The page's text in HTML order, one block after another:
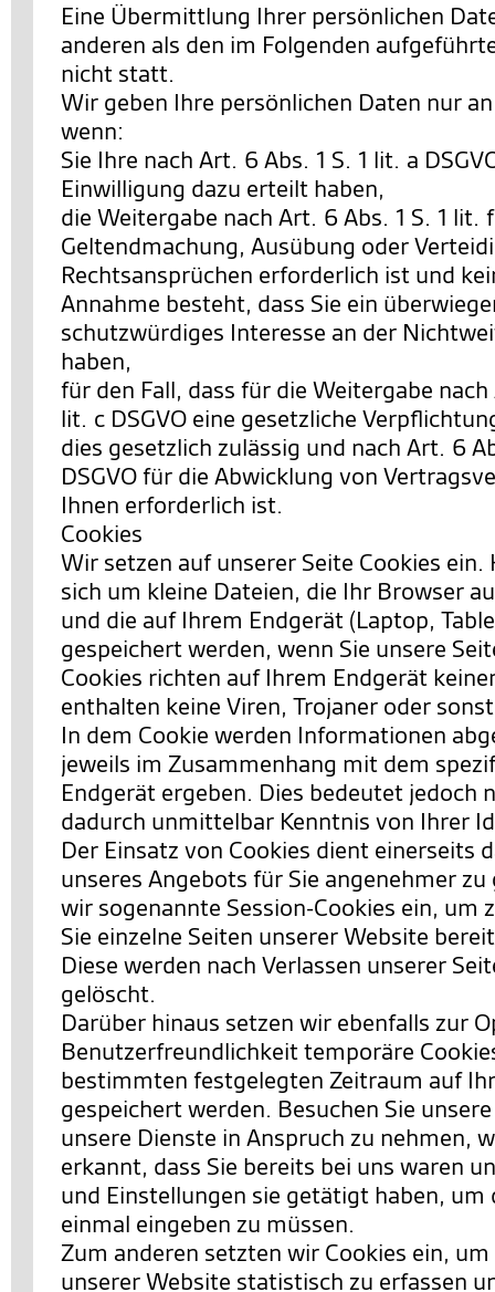
Eine Übermittlung Ihrer persönlichen
anderen als den im Folgenden
nicht statt.
Wir geben Ihre persönlichen Daten nur
wenn:
Sie Ihre nach Art. 6 Abs. 1 S. 1 lit. a
Einwilligung dazu erteilt haben,
die Weitergabe nach Art. 6 Abs. 1 S. 1 lit.
Geltendmachung, Ausübung oder
Rechtsansprüchen erforderlich ist und
Annahme besteht, dass Sie ein
schutzwürdiges Interesse an der
haben,
für den Fall, dass für die Weitergabe nach
lit. c DSGVO eine gesetzliche
dies gesetzlich zulässig und nach Art. 6
DSGVO für die Abwicklung von
Ihnen erforderlich ist.
Cookies
Wir setzen auf unserer Seite Cookies ein.
sich um kleine Dateien, die Ihr Browser
und die auf Ihrem Endgerät (Laptop,
gespeichert werden, wenn Sie unsere
Cookies richten auf Ihrem Endgerät
enthalten keine Viren, Trojaner oder
In dem Cookie werden Informationen
jeweils im Zusammenhang mit dem
Endgerät ergeben. Dies bedeutet jedoch
dadurch unmittelbar Kenntnis von Ihrer
Der Einsatz von Cookies dient einerseits
unseres Angebots für Sie angenehmer
wir sogenannte Session-Cookies ein, um
Sie einzelne Seiten unserer Website
Diese werden nach Verlassen unserer
gelöscht.
Darüber hinaus setzen wir ebenfalls zur
Benutzerfreundlichkeit temporäre
bestimmten festgelegten Zeitraum auf
gespeichert werden. Besuchen Sie
unsere Dienste in Anspruch zu nehmen,
erkannt, dass Sie bereits bei uns waren
und Einstellungen sie getätigt haben, um
einmal eingeben zu müssen.
Zum anderen setzten wir Cookies ein,
unserer Website statistisch zu erfassen